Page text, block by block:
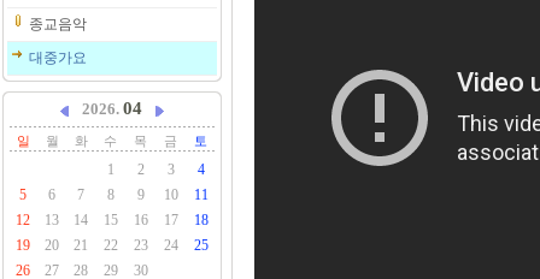
종교음악
대중가요
2026. 04
일 월 화 수 목 금 토
1 2 3
4
5
6 7 8 9 10
11
12
13 14 15 16 17
18
19
20 21 22 23 24
25
26
27 28 29 30